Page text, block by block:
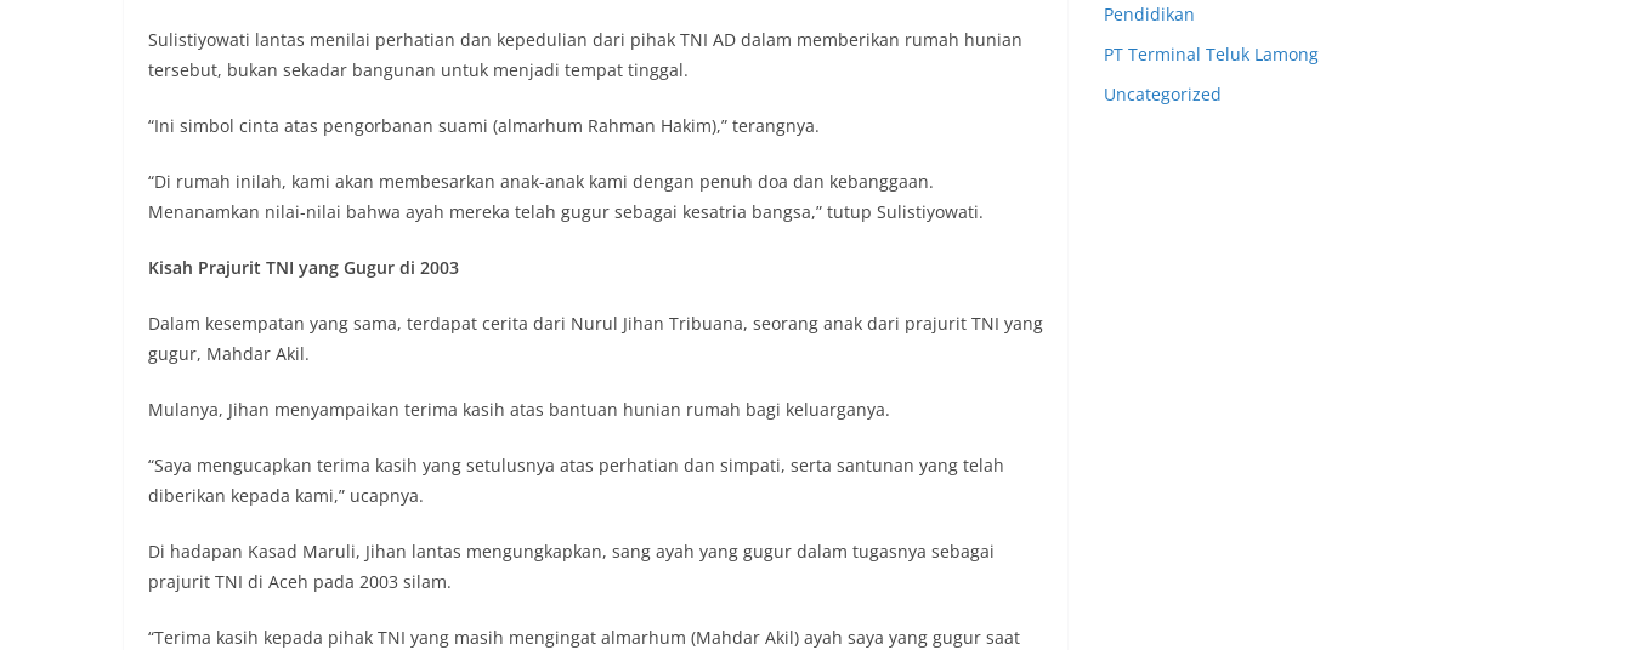
Sulistiyowati lantas menilai perhatian dan kepedulian dari pihak TNI AD dalam memberikan rumah hunian
tersebut, bukan sekadar bangunan untuk menjadi tempat tinggal.
“Ini simbol cinta atas pengorbanan suami (almarhum Rahman Hakim),” terangnya.
“Di rumah inilah, kami akan membesarkan anak-anak kami dengan penuh doa dan kebanggaan.
Menanamkan nilai-nilai bahwa ayah mereka telah gugur sebagai kesatria bangsa,” tutup Sulistiyowati.
Kisah Prajurit TNI yang Gugur di 2003
Dalam kesempatan yang sama, terdapat cerita dari Nurul Jihan Tribuana, seorang anak dari prajurit TNI yang
gugur, Mahdar Akil.
Mulanya, Jihan menyampaikan terima kasih atas bantuan hunian rumah bagi keluarganya.
“Saya mengucapkan terima kasih yang setulusnya atas perhatian dan simpati, serta santunan yang telah
diberikan kepada kami,” ucapnya.
Di hadapan Kasad Maruli, Jihan lantas mengungkapkan, sang ayah yang gugur dalam tugasnya sebagai
prajurit TNI di Aceh pada 2003 silam.
“Terima kasih kepada pihak TNI yang masih mengingat almarhum (Mahdar Akil) ayah saya yang gugur saat
Pendidikan
PT Terminal Teluk Lamong
Uncategorized